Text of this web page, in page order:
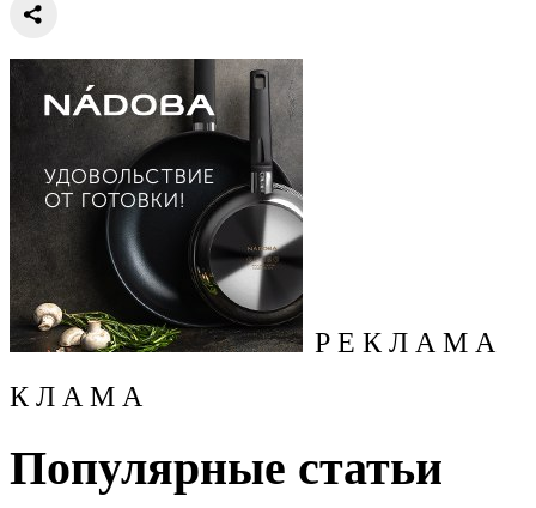
Р Е К Л А М А
К Л А М А
Популярные статьи